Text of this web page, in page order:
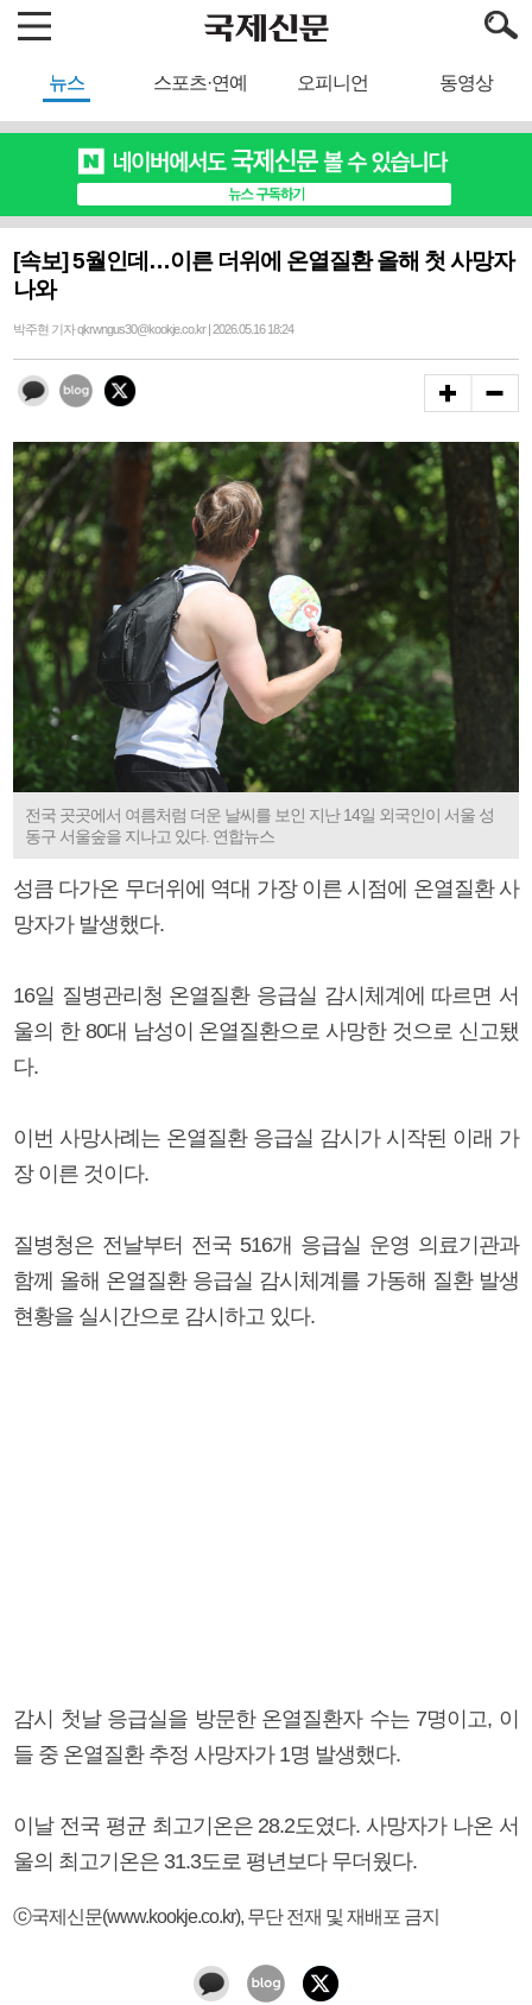
뉴스 스포츠·연예 오피니언 동영상
[속보] 5월인데…이른 더위에 온열질환 올해 첫 사망자
나와
박주현 기자 qkrwngus30@kookje.co.kr | 2026.05.16 18:24
전국 곳곳에서 여름처럼 더운 날씨를 보인 지난 14일 외국인이 서울 성
동구 서울숲을 지나고 있다. 연합뉴스
성큼 다가온 무더위에 역대 가장 이른 시점에 온열질환 사
망자가 발생했다.
16일 질병관리청 온열질환 응급실 감시체계에 따르면 서
울의 한 80대 남성이 온열질환으로 사망한 것으로 신고됐
다.
이번 사망사례는 온열질환 응급실 감시가 시작된 이래 가
장 이른 것이다.
질병청은 전날부터 전국 516개 응급실 운영 의료기관과
함께 올해 온열질환 응급실 감시체계를 가동해 질환 발생
현황을 실시간으로 감시하고 있다.
감시 첫날 응급실을 방문한 온열질환자 수는 7명이고, 이
들 중 온열질환 추정 사망자가 1명 발생했다.
이날 전국 평균 최고기온은 28.2도였다. 사망자가 나온 서
울의 최고기온은 31.3도로 평년보다 무더웠다.
ⓒ국제신문(www.kookje.co.kr), 무단 전재 및 재배포 금지